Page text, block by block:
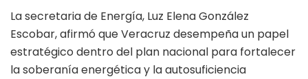
La secretaria de Energía, Luz Elena González
Escobar, afirmó que Veracruz desempeña un papel
estratégico dentro del plan nacional para fortalecer
la soberanía energética y la autosuficiencia